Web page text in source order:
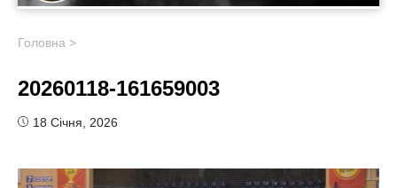
Головна >
20260118-161659003
18 Січня, 2026